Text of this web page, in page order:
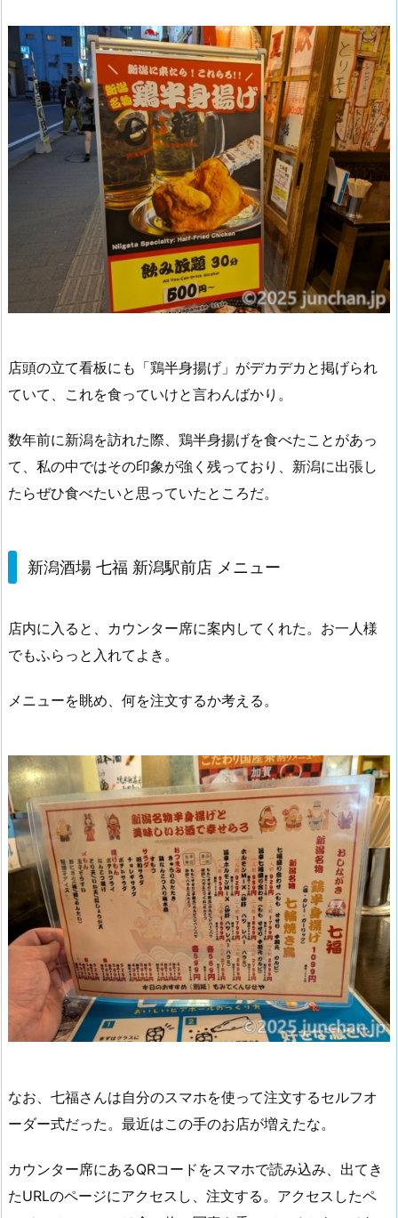
店頭の立て看板にも「鶏半身揚げ」がデカデカと掲げられ
ていて、これを食っていけと言わんばかり。
数年前に新潟を訪れた際、鶏半身揚げを食べたことがあっ
て、私の中ではその印象が強く残っており、新潟に出張し
たらぜひ食べたいと思っていたところだ。
新潟酒場 七福 新潟駅前店 メニュー
店内に入ると、カウンター席に案内してくれた。お一人様
でもふらっと入れてよき。
メニューを眺め、何を注文するか考える。
なお、七福さんは自分のスマホを使って注文するセルフオ
ーダー式だった。最近はこの手のお店が増えたな。
カウンター席にあるQRコードをスマホで読み込み、出てき
たURLのページにアクセスし、注文する。アクセスしたペ